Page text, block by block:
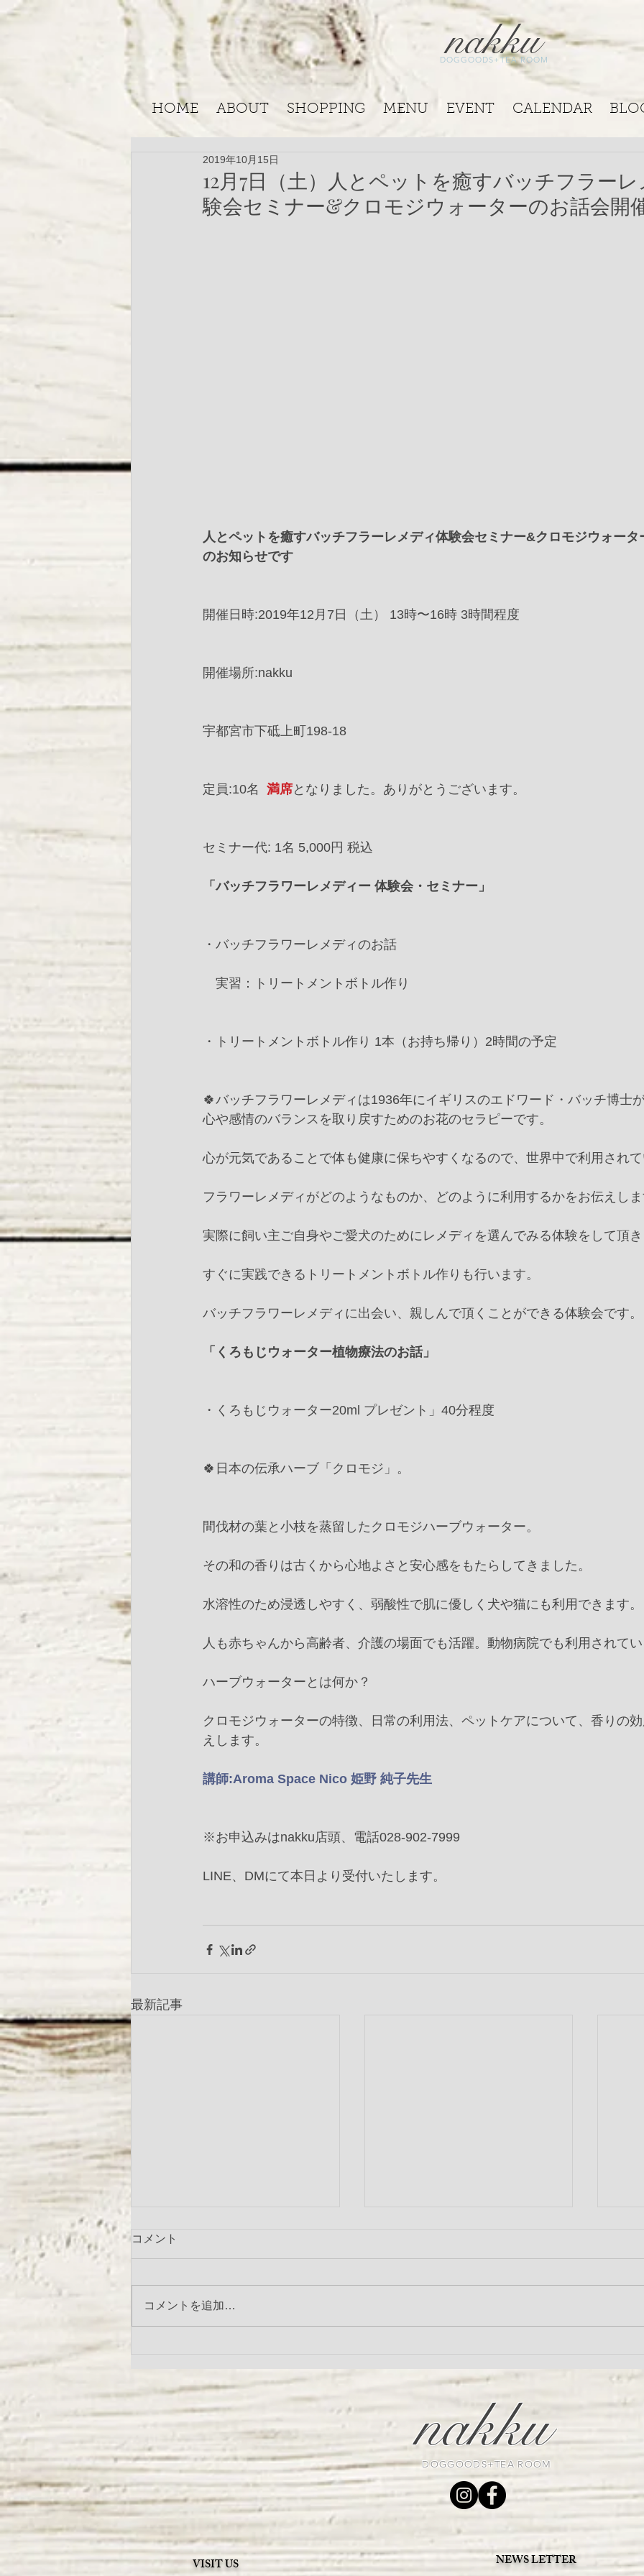
nakku
DOGGOODS+TEA ROOM
HOME ABOUT SHOPPING MENU EVENT CALENDAR
12月7日（土）人とペットを癒すバッチフラー
験会セミナー&クロモジウォーターのお話会開
2019年10月15日
人とペットを癒すバッチフラーレメディ体験会セミナー&クロモジウォータ
のお知らせです﻿ ﻿
開催日時:2019年12月7日（土）﻿ 13時〜16時 3時間程度﻿
開催場所:nakku ﻿
宇都宮市下砥上町198-18﻿
定員:10名﻿ ﻿ 満席となりました。ありがとうございます。
セミナー代: 1名 5,000円 税込﻿ ﻿
「バッチフラワーレメディー 体験会・セミナー」　﻿
・バッチフラワーレメディのお話﻿
実習：トリートメントボトル作り﻿
・トリートメントボトル作り 1本（お持ち帰り）﻿2時間の予定﻿ ﻿
🍀バッチフラワーレメディは1936年にイギリスのエドワード・バッチ博士
心や感情のバランスを取り戻すためのお花のセラピーです。﻿
心が元気であることで体も健康に保ちやすくなるので、世界中で利用され
フラワーレメディがどのようなものか、どのように利用するかをお伝えし
実際に飼い主ご自身やご愛犬のためにレメディを選んでみる体験をして頂
すぐに実践できるトリートメントボトル作りも行います。﻿
バッチフラワーレメディに出会い、親しんで頂くことができる体験会です
「くろもじウォーター植物療法のお話」
・くろもじウォーター20ml プレゼント」﻿40分程度﻿
🍀日本の伝承ハーブ「クロモジ」。﻿
間伐材の葉と小枝を蒸留したクロモジハーブウォーター。﻿
その和の香りは古くから心地よさと安心感をもたらしてきました。﻿
水溶性のため浸透しやすく、弱酸性で肌に優しく犬や猫にも利用できます。﻿
人も赤ちゃんから高齢者、介護の場面でも活躍。動物病院でも利用されて
ハーブウォーターとは何か？　﻿
クロモジウォーターの特徴、日常の利用法、ペットケアについて、香りの
えします。﻿
講師:Aroma Space Nico 姫野 純子先生﻿
※お申込みはnakku店頭、電話028-902-7999﻿
LINE、DMにて本日より受付いたします。
最新記事
コメント
コメントを追加…
nakku
DOGGOODS+TEA ROOM
VISIT US NEWS LETTER